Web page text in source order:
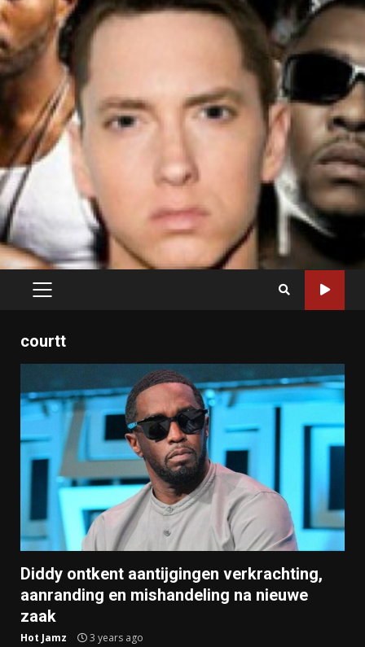
PRIMARY
courtt
Diddy ontkent aantijgingen verkrachting,
aanranding en mishandeling na nieuwe
zaak
Hot Jamz 3 years ago